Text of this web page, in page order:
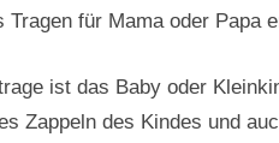
Tragen für Mama oder Papa
ist das Baby oder
Zappeln des Kindes und